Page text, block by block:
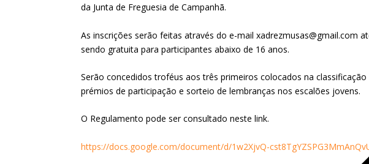
da Junta de Freguesia de Campanhã.
As inscrições serão feitas através do e-mail xadrezmusas@gmail.com
sendo gratuita para participantes abaixo de 16 anos.
Serão concedidos troféus aos três primeiros colocados na
prémios de participação e sorteio de lembranças nos escalões jovens.
O Regulamento pode ser consultado neste link.
https://docs.google.com/document/d/1w2XjvQ-